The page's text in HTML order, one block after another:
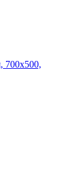
700x500,